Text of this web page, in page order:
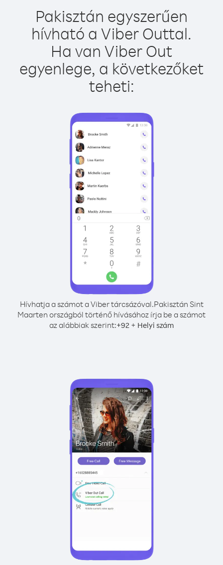
Pakisztán egyszerűen
hívható a Viber Outtal.
Ha van Viber Out
egyenlege, a következőket
teheti:
Hívhatja a számot a Viber tárcsázóval.Pakisztán Sint
Maarten országból történő hívásához írja be a számot
az alábbiak szerint:+92 + Helyi szám